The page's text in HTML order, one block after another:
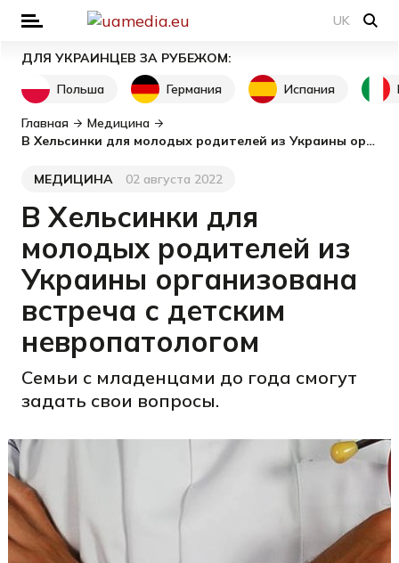
UK
ДЛЯ УКРАИНЦЕВ ЗА РУБЕЖОМ:
Польша
Германия Испания
Главная
Медицина
В Хельсинки для молодых родителей из Украины организована встреча с детским невропатологом
Категория
МЕДИЦИНА
Дата публикации02 августа 2022
В Хельсинки для
молодых родителей из
Украины организована
встреча с детским
невропатологом
Семьи с младенцами до года смогут
задать свои вопросы.